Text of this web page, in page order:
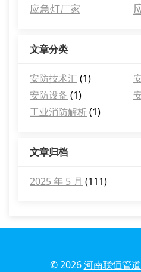
应急灯厂家
文章分类
安防技术汇 (1)
安防设备 (1)
工业消防解析(1)
文章归档
2025 年 5 月 (111)
© 2026河南联恒管